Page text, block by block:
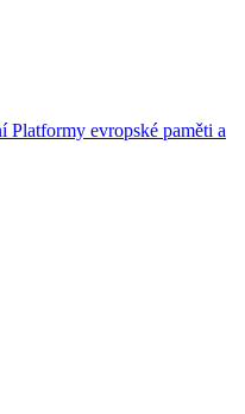
Platformy evropské paměti a